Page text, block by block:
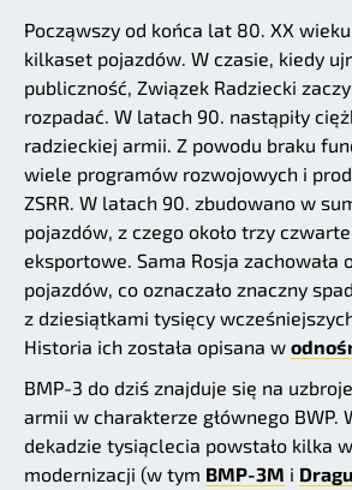
Począwszy od końca lat 80. XX
kilkaset pojazdów. W czasie, kiedy
publiczność, Związek Radziecki
rozpadać. W latach 90. nastąpiły
radzieckiej armii. Z powodu braku
wiele programów rozwojowych i
ZSRR. W latach 90. zbudowano w
pojazdów, z czego około trzy
eksportowe. Sama Rosja zachowała
pojazdów, co oznaczało znaczny
z dziesiątkami tysięcy
Historia ich została opisana w
BMP-3 do dziś znajduje się na
armii w charakterze głównego BWP.
dekadzie tysiąclecia powstało kilka
modernizacji (w tym BMP-3M i